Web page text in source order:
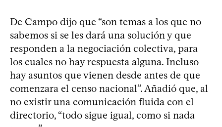
De Campo dijo que “son temas a los que no
sabemos si se les dará una solución y que
responden a la negociación colectiva, para
los cuales no hay respuesta alguna. Incluso
hay asuntos que vienen desde antes de que
comenzara el censo nacional”. Añadió que, al
no existir una comunicación fluida con el
directorio, “todo sigue igual, como si nada